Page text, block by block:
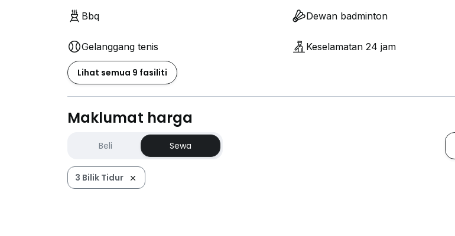
Bbq Dewan badminton
Gelanggang tenis Keselamatan 24 jam
Lihat semua 9 fasiliti
Maklumat harga
Beli Sewa
3 Bilik Tidur